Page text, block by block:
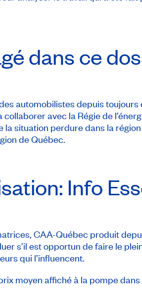
dans ce
automobilistes depuis
avec la Régie de
la situation perdure dans la
de Québec.
Info
CAA-Québec produit
s’il est opportun de faire le
qui l’influencent.
moyen affiché à la pompe